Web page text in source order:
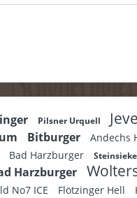
Pilsner Urquell
Bitburger Andechs
Bad Harzburger
Harzburger
No7 ICE Flötzinger Hell